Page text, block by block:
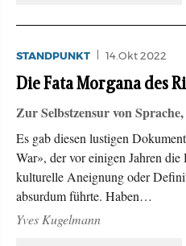
STANDPUNKT 14.Okt 2022
Die Fata Morgana des
Zur Selbstzensur von
Es gab diesen lustigen
War», der vor einigen Jahren die
kulturelle Aneignung oder
absurdum führte. Haben…
Yves Kugelmann